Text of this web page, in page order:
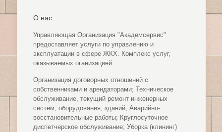
О нас
Управляющая Организация "Академсервис"
предоставляет услуги по управлению и
эксплуатации в сфере ЖКХ. Комплекс услуг,
оказываемых оганизацией:
Организация договорных отношений с
собственниками и арендаторами; Техническое
обслуживание, текущий ремонт инженерных
систем, оборудования, зданий; Аварийно-
восстановительные работы; Круглосуточное
диспетчерское обслуживание; Уборка (клининг)